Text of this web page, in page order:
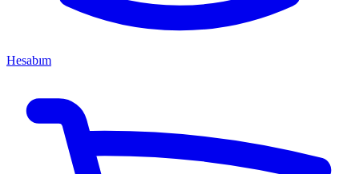
Hesabım